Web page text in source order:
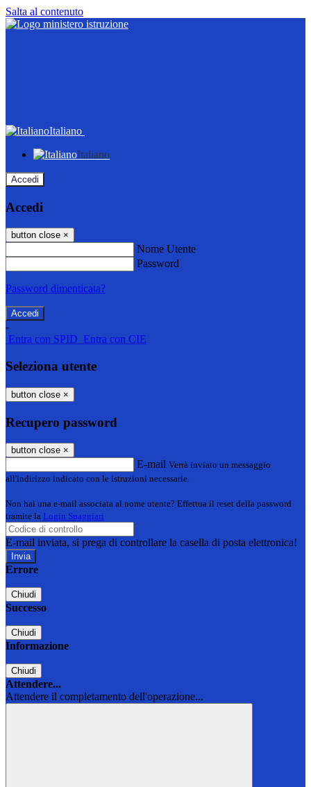
Salta al contenuto
Italiano
Italiano
Accedi
Accedi
button close ×
Nome Utente
Password
Password dimenticata?
-
Entra con SPID Entra con CIE
Seleziona utente
button close ×
Recupero password
button close ×
E-mail Verrà inviato un messaggio
all'indirizzo indicato con le istruzioni necessarie.
Non hai una e-mail associata al nome utente? Effettua il reset della password
tramite la Login Spaggiari
E-mail inviata, si prega di controllare la casella di posta elettronica!
Errore
Chiudi
Successo
Chiudi
Informazione
Chiudi
Attendere...
Attendere il completamento dell'operazione...